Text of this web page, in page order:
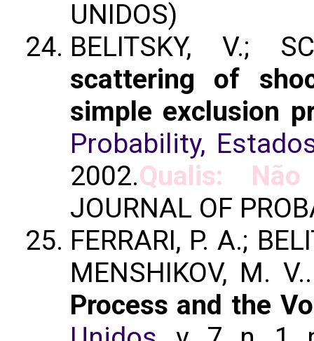
UNIDOS)
BELITSKY, V.;
scattering of
simple exclusion
Probability,
2002.Qualis:
JOURNAL OF
FERRARI, P. A.;
MENSHIKOV, M.
Process and the